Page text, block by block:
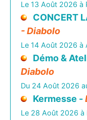
Le 13 Août 2026 à
CONCERT
- Diabolo
Le 14 Août 2026 à
Démo &
Diabolo
Du 24 Août 2026
Kermesse -
Le 28 Août 2026 à